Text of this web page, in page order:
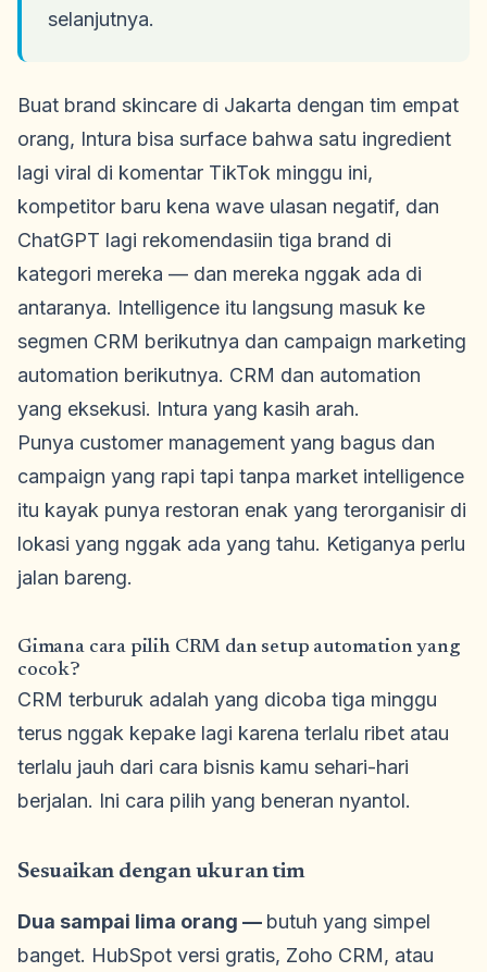
selanjutnya.
Buat brand skincare di Jakarta dengan tim empat
orang, Intura bisa surface bahwa satu ingredient
lagi viral di komentar TikTok minggu ini,
kompetitor baru kena wave ulasan negatif, dan
ChatGPT lagi rekomendasiin tiga brand di
kategori mereka — dan mereka nggak ada di
antaranya. Intelligence itu langsung masuk ke
segmen CRM berikutnya dan campaign marketing
automation berikutnya. CRM dan automation
yang eksekusi. Intura yang kasih arah.
Punya customer management yang bagus dan
campaign yang rapi tapi tanpa market intelligence
itu kayak punya restoran enak yang terorganisir di
lokasi yang nggak ada yang tahu. Ketiganya perlu
jalan bareng.
Gimana cara pilih CRM dan setup automation yang
cocok?
CRM terburuk adalah yang dicoba tiga minggu
terus nggak kepake lagi karena terlalu ribet atau
terlalu jauh dari cara bisnis kamu sehari-hari
berjalan. Ini cara pilih yang beneran nyantol.
Sesuaikan dengan ukuran tim
Dua sampai lima orang — butuh yang simpel
banget. HubSpot versi gratis, Zoho CRM, atau